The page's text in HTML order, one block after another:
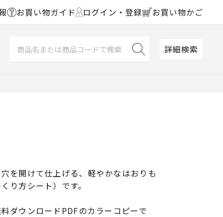
お買い物ガイド ログイン・登録 お買い物かご
詳細検索
を開けて仕上げる、軽やかなはおりも
り方シート）です。
ダウンロードPDFのカラーコピーで